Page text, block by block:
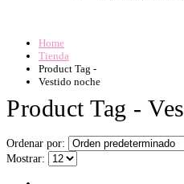
Home
Tienda
Product Tag -
Vestido noche
Product Tag -
Ordenar por:
Mostrar: